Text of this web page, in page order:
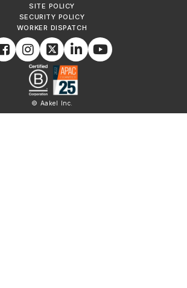
SITE POLICY
SECURITY POLICY
WORKER DISPATCH
© Aakel Inc.